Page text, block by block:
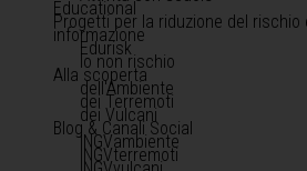
Educational
Progetti per la riduzione del rischio
informazione
Edurisk
Io non rischio
Alla scoperta
dell'Ambiente
dei Terremoti
dei Vulcani
Blog & Canali Social
INGVambiente
INGVterremoti